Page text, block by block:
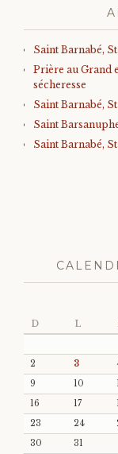
Saint Barnabé,
Prière au Grand
sécheresse
Saint Barnabé,
Saint
Saint Barnabé,
D L
2
3
9
10
16
17
23
24
30
31